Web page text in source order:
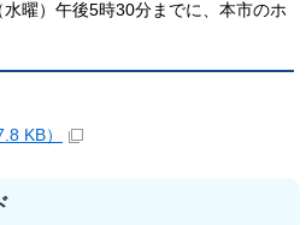
曜）午後5時30分までに、本市のホ
KB）